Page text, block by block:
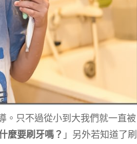
。只不過從小到大我們就一直被
麼要刷牙嗎？ 」另外若知道了刷